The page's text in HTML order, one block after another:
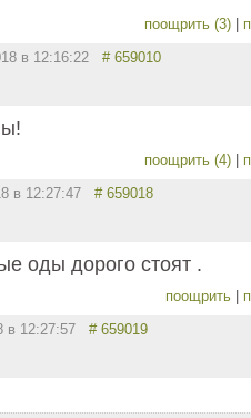
поощрить (3)
в 12:16:22 # 659010
поощрить (4)
в 12:27:47 # 659018
оды дорого стоят .
поощрить
в 12:27:57 # 659019